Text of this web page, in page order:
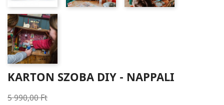
KARTON SZOBA DIY - NAPPALI
5 990,00 Ft